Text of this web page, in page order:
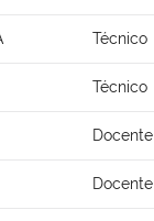
Técnico
Técnico
Docente
Docente